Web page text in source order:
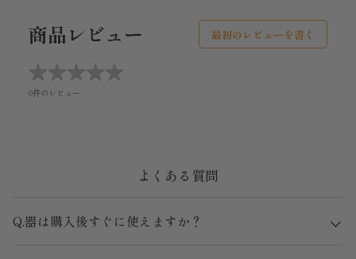
商品レビュー 最初のレビューを書く
★★★★★
★★★★★
0件のレビュー
よくある質問
Q.器は購入後すぐに使えますか？